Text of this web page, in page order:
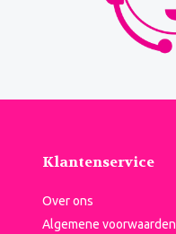
Klantenservice
Over ons
Algemene voorwaarden